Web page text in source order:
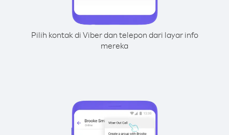
Pilih kontak di Viber dan telepon dari layar info
mereka